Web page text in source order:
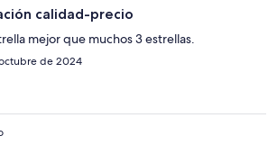
calidad-precio
mejor que muchos 3 estrellas.
de 2024